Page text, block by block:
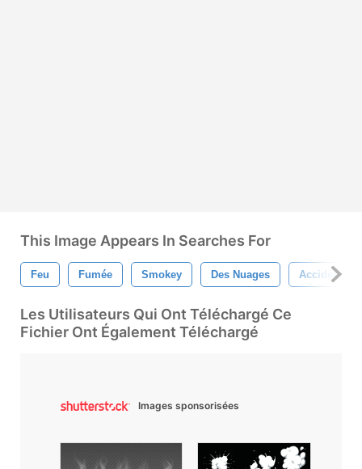
This Image Appears In Searches For
Feu Fumée Smokey Des Nuages Accident
Les Utilisateurs Qui Ont Téléchargé Ce
Fichier Ont Également Téléchargé
Images sponsorisées